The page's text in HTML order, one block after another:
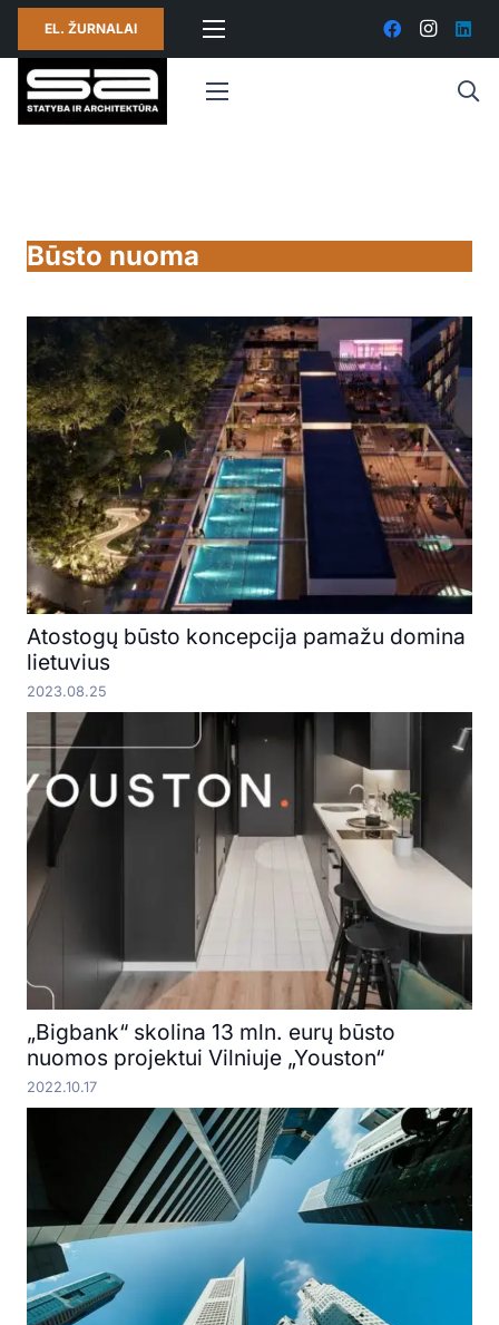
EL. ŽURNALAI
Būsto nuoma
Atostogų būsto koncepcija pamažu domina
lietuvius
2023.08.25
„Bigbank“ skolina 13 mln. eurų būsto
nuomos projektui Vilniuje „Youston“
2022.10.17